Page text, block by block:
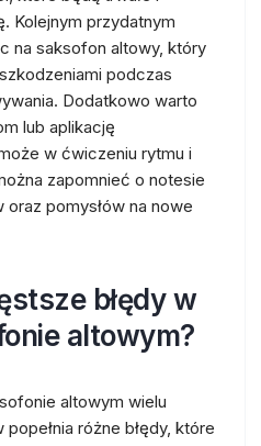
Kolejnym przydatnym
na saksofon altowy, który
podczas
Dodatkowo warto
lub aplikację
w ćwiczeniu rytmu i
zapomnieć o notesie
pomysłów na nowe
błędy w
altowym?
altowym wielu
różne błędy, które